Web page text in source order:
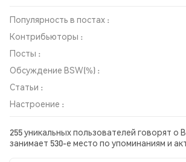
Популярность в постах :
Контрибьюторы :
Посты :
Обсуждение BSW(%) :
Статьи :
Настроение :
255 уникальных пользователей говорят о
занимает 530-е место по упоминаниям и